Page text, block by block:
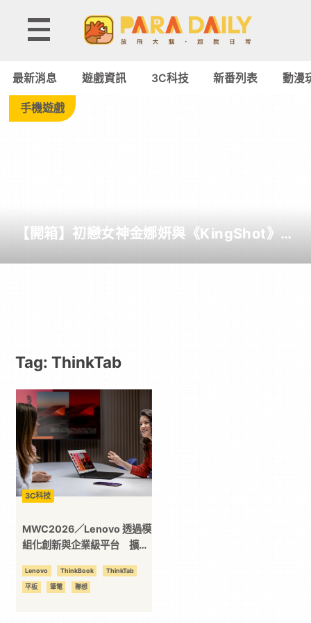
Tag:
-
遊
戲
漫
二
次
元
｜
3C
最新消息 遊戲資訊 3C科技 新番列表 動漫
手機遊戲
【開箱】初戀女神金娜妍與《KingShot》再
Tag: ThinkTab
3C科技
MWC2026／Lenovo 透過模
組化創新與企業級平台 擴展
Lenovo ThinkBook ThinkTab
平板 筆電 聯想